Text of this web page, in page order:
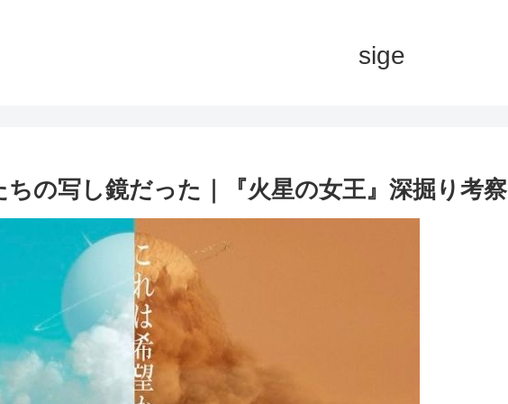
sige
ちの写し鏡だった｜『火星の女王』深掘り考察